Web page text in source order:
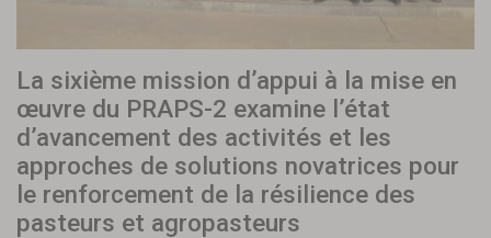
La sixième mission d’appui à la mise en
œuvre du PRAPS-2 examine l’état
d’avancement des activités et les
approches de solutions novatrices pour
le renforcement de la résilience des
pasteurs et agropasteurs